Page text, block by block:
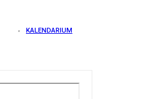
KALENDARIUM